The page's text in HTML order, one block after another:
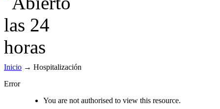
Inicio → Hospitalización
Error
You are not authorised to view this resource.